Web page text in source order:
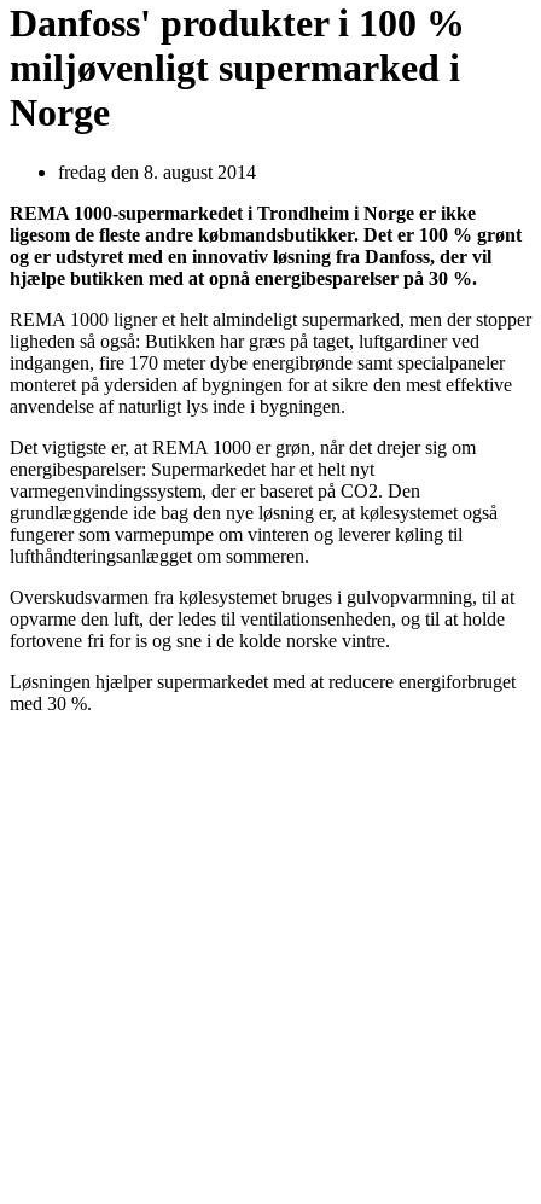
Danfoss' produkter i 100 %
miljøvenligt supermarked i
Norge
fredag den 8. august 2014
REMA 1000-supermarkedet i Trondheim i Norge er ikke
ligesom de fleste andre købmandsbutikker. Det er 100 % grønt
og er udstyret med en innovativ løsning fra Danfoss, der vil
hjælpe butikken med at opnå energibesparelser på 30 %.
REMA 1000 ligner et helt almindeligt supermarked, men der stopper
ligheden så også: Butikken har græs på taget, luftgardiner ved
indgangen, fire 170 meter dybe energibrønde samt specialpaneler
monteret på ydersiden af bygningen for at sikre den mest effektive
anvendelse af naturligt lys inde i bygningen.
Det vigtigste er, at REMA 1000 er grøn, når det drejer sig om
energibesparelser: Supermarkedet har et helt nyt
varmegenvindingssystem, der er baseret på CO2. Den
grundlæggende ide bag den nye løsning er, at kølesystemet også
fungerer som varmepumpe om vinteren og leverer køling til
lufthåndteringsanlægget om sommeren.
Overskudsvarmen fra kølesystemet bruges i gulvopvarmning, til at
opvarme den luft, der ledes til ventilationsenheden, og til at holde
fortovene fri for is og sne i de kolde norske vintre.
Løsningen hjælper supermarkedet med at reducere energiforbruget
med 30 %.